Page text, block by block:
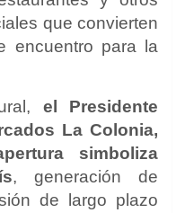
que convierten
encuentro para la
el Presidente
La Colonia,
simboliza
, generación de
de largo plazo